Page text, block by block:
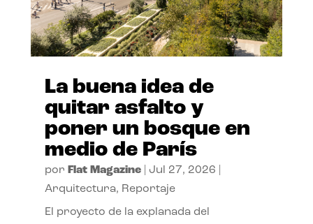
La buena idea de
quitar asfalto y
poner un bosque en
medio de París
por Flat Magazine| Jul 27, 2026
Arquitectura, Reportaje
El proyecto de la explanada del